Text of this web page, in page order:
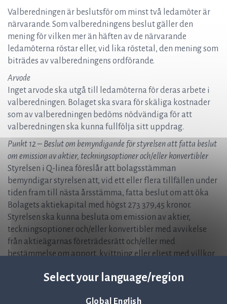
Select your language/region
Global English
Valberedningen är beslutsför om minst två ledamöter är
närvarande. Som valberedningens beslut gäller den
mening för vilken mer än häften av de närvarande
ledamöterna röstar eller, vid lika röstetal, den mening som
biträdes av valberedningens ordförande.
Arvode
Inget arvode ska utgå till ledamöterna för deras arbete i
valberedningen. Bolaget ska svara för skäliga kostnader
som av valberedningen bedöms nödvändiga för att
valberedningen ska kunna fullfölja sitt uppdrag.
Punkt 12 – Beslut om bemyndigande för styrelsen att fatta beslut
om emission av aktier, teckningsoptioner och/eller konvertibler
Styrelsen i Q-linea föreslår att bolagsstämman
bemyndigar styrelsen att, vid ett eller flera tillfällen under
tiden fram till nästa årsstämma, fatta beslut om att öka
Bolagets aktiekapital med högst 273 379,45 kronor.
Styrelsen ska kunna besluta om emission av aktier,
teckningsoptioner och/eller konvertibler med avvikelse
från aktieägarnas företrädesrätt och/eller med
bestämmelse om apport, kvittning eller eljest med villkor
Emission i enlighet med detta bemyndigande ska ske på
marknadsmässiga villkor. Styrelsen ska äga bestämma